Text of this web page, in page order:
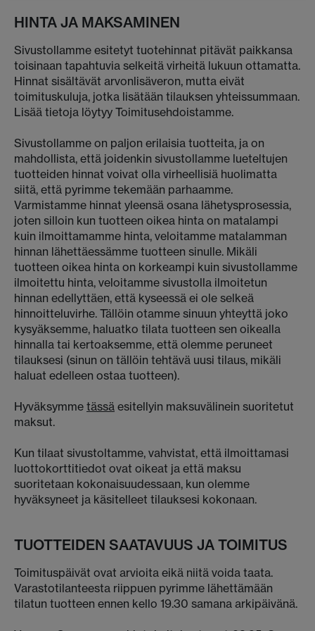
HINTA JA MAKSAMINEN
Sivustollamme esitetyt tuotehinnat pitävät paikkansa
toisinaan tapahtuvia selkeitä virheitä lukuun ottamatta.
Hinnat sisältävät arvonlisäveron, mutta eivät
toimituskuluja, jotka lisätään tilauksen yhteissummaan.
Lisää tietoja löytyy Toimitusehdoistamme.
Sivustollamme on paljon erilaisia tuotteita, ja on
mahdollista, että joidenkin sivustollamme lueteltujen
tuotteiden hinnat voivat olla virheellisiä huolimatta
siitä, että pyrimme tekemään parhaamme.
Varmistamme hinnat yleensä osana lähetysprosessia,
joten silloin kun tuotteen oikea hinta on matalampi
kuin ilmoittamamme hinta, veloitamme matalamman
hinnan lähettäessämme tuotteen sinulle. Mikäli
tuotteen oikea hinta on korkeampi kuin sivustollamme
ilmoitettu hinta, veloitamme sivustolla ilmoitetun
hinnan edellyttäen, että kyseessä ei ole selkeä
hinnoitteluvirhe. Tällöin otamme sinuun yhteyttä joko
kysyäksemme, haluatko tilata tuotteen sen oikealla
hinnalla tai kertoaksemme, että olemme peruneet
tilauksesi (sinun on tällöin tehtävä uusi tilaus, mikäli
haluat edelleen ostaa tuotteen).
Hyväksymme tässä esitellyin maksuvälinein suoritetut
maksut.
Kun tilaat sivustoltamme, vahvistat, että ilmoittamasi
luottokorttitiedot ovat oikeat ja että maksu
suoritetaan kokonaisuudessaan, kun olemme
hyväksyneet ja käsitelleet tilauksesi kokonaan.
TUOTTEIDEN SAATAVUUS JA TOIMITUS
Toimituspäivät ovat arvioita eikä niitä voida taata.
Varastotilanteesta riippuen pyrimme lähettämään
tilatun tuotteen ennen kello 19.30 samana arkipäivänä.